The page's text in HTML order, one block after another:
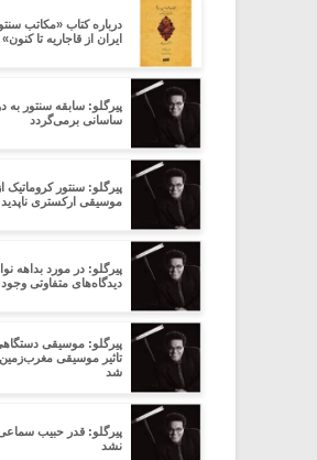
درباره کتاب «مکاتب
ایران از قاجاریه تا کنون»
پیرگلو: سابقه سنتور به
ساسانی برمی‌گردد
پیرگلو: سنتور کروماتیک
موسیقی ارکستری
پیرگلو: در مورد بداهه
دیدگاه‌های متفاوتی وجود
پیرگلو: موسیقی
تاثیر موسیقی مغرب‌زمین
شد
پیرگلو: قدر حبیب
نشد